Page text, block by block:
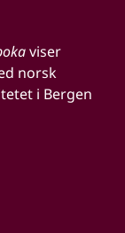
viser
norsk
i Bergen